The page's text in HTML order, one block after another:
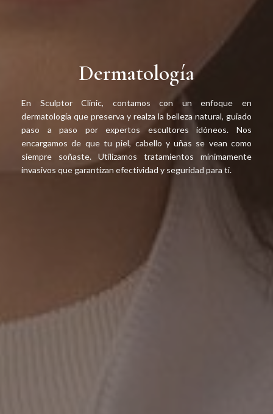
Dermatología
En Sculptor Clinic, contamos con un enfoque en
dermatología que preserva y realza la belleza natural, guiado
paso a paso por expertos escultores idóneos. Nos
encargamos de que tu piel, cabello y uñas se vean como
siempre soñaste. Utilizamos tratamientos mínimamente
invasivos que garantizan efectividad y seguridad para ti.
Clínica, estética & cirugía
menor